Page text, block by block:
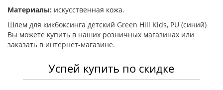
Материалы: искусственная кожа.
Шлем для кикбоксинга детский Green Hill Kids, PU (синий)
Вы можете купить в наших розничных магазинах или
заказать в интернет-магазине.
Успей купить по скидке